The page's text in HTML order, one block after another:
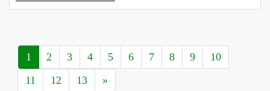
1 2 3 4 5 6 7 8 9
10
11
12 13 »